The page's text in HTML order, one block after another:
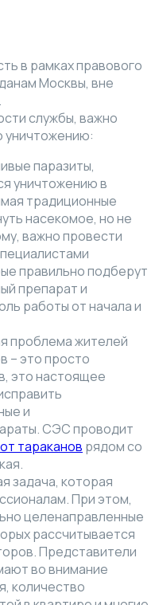
в рамках правового
Москвы, вне
службы, важно
уничтожению:
паразиты,
уничтожению в
традиционные
насекомое, но не
важно провести
правильно подберут
препарат и
работы от начала и
проблема жителей
– это просто
это настоящее
и
СЭС проводит
тараканов рядом со
задача, которая
При этом,
целенаправленные
рассчитывается
Представители
во внимание
количество